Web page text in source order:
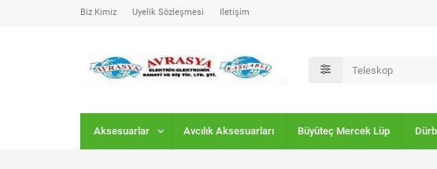
Biz Kimiz Üyelik Sözleşmesi İletişim
Aksesuarlar Avcılık Aksesuarları Büyüteç Mercek Lüp